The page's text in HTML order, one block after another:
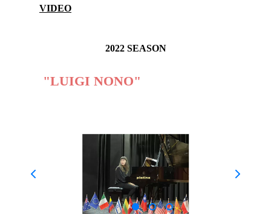
VIDEO
2022 SEASON
"LUIGI NONO"